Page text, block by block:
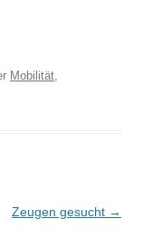
Mobilität,
Zeugen gesucht →